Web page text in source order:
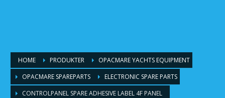
HOME PRODUKTER
OPACMARE YACHTS EQUIPMENT
OPACMARE SPAREPARTS
ELECTRONIC SPARE PARTS
CONTROLPANEL SPARE ADHESIVE LABEL 4F PANEL